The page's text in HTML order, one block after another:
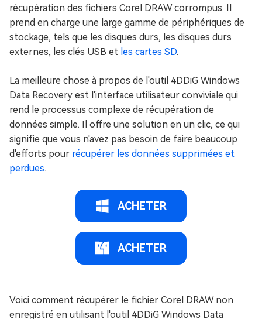
récupération des fichiers Corel DRAW corrompus. Il
prend en charge une large gamme de périphériques de
stockage, tels que les disques durs, les disques durs
externes, les clés USB et les cartes SD.
La meilleure chose à propos de l'outil 4DDiG Windows
Data Recovery est l'interface utilisateur conviviale qui
rend le processus complexe de récupération de
données simple. Il offre une solution en un clic, ce qui
signifie que vous n'avez pas besoin de faire beaucoup
d'efforts pour récupérer les données supprimées et
perdues.
ACHETER
ACHETER
Voici comment récupérer le fichier Corel DRAW non
enregistré en utilisant l'outil 4DDiG Windows Data